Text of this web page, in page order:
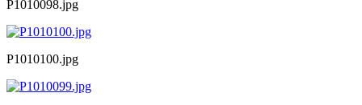
P1010098.jpg
P1010100.jpg